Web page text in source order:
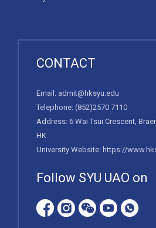
CONTACT
Email: admit@hksyu.edu
Telephone: (852)2570 7110
Address: 6 Wai Tsui Crescent,
HK
University Website: https://
Follow SYU UAO on